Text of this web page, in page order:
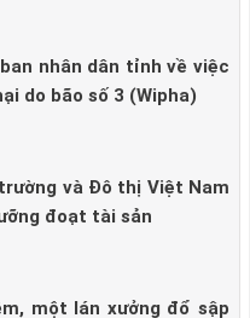
nhân dân tỉnh về việc
do bão số 3 (Wipha)
và Đô thị Việt Nam
đoạt tài sản
một lán xưởng đổ sập